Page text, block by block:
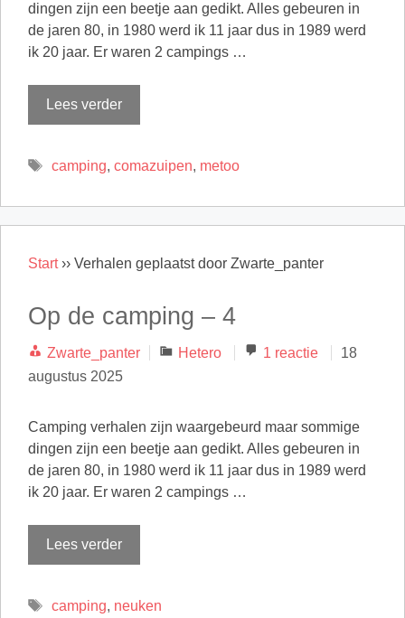
dingen zijn een beetje aan gedikt. Alles gebeuren in
de jaren 80, in 1980 werd ik 11 jaar dus in 1989 werd
ik 20 jaar. Er waren 2 campings …
Lees verder
Tags
camping, comazuipen, metoo
Start›› Verhalen geplaatst door Zwarte_panter
Op de camping – 4
Zwarte_panter Categorieën
Hetero 1 reactie
18
augustus 2025
Camping verhalen zijn waargebeurd maar sommige
dingen zijn een beetje aan gedikt. Alles gebeuren in
de jaren 80, in 1980 werd ik 11 jaar dus in 1989 werd
ik 20 jaar. Er waren 2 campings …
Lees verder
Tags
camping, neuken